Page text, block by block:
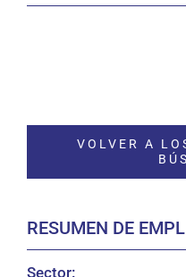
VOLVER A
RESUMEN DE
Sector: